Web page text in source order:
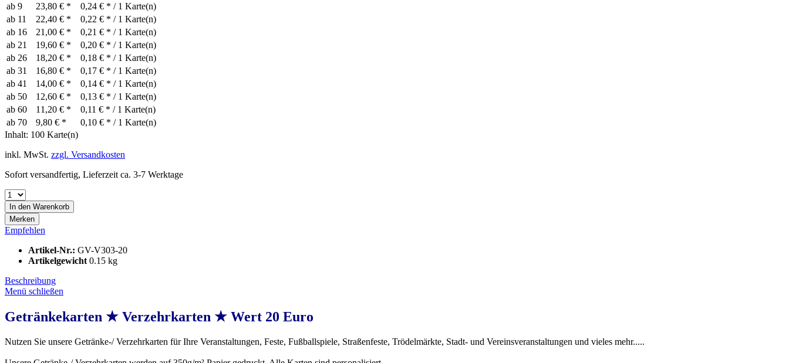
ab 9 23,80 € *
0,24 € * / 1 Karte(n)
ab 11 22,40 € *
0,22 € * / 1 Karte(n)
ab 16 21,00 € *
0,21 € * / 1 Karte(n)
ab 21 19,60 € *
0,20 € * / 1 Karte(n)
ab 26 18,20 € *
0,18 € * / 1 Karte(n)
ab 31 16,80 € *
0,17 € * / 1 Karte(n)
ab 41 14,00 € *
0,14 € * / 1 Karte(n)
ab 50 12,60 € *
0,13 € * / 1 Karte(n)
ab 60 11,20 € *
0,11 € * / 1 Karte(n)
ab 70 9,80 € *
0,10 € * / 1 Karte(n)
Inhalt: 100 Karte(n)
inkl. MwSt. zzgl. Versandkosten
Sofort versandfertig, Lieferzeit ca. 3-7 Werktage
In den Warenkorb
Merken
Empfehlen
Artikel-Nr.: GV-V303-20
Artikelgewicht 0.15 kg
Beschreibung
Menü schließen
Getränkekarten ★ Verzehrkarten ★ Wert 20 Euro
Nutzen Sie unsere Getränke-/ Verzehrkarten für Ihre Veranstaltungen, Feste, Fußballspiele, Straßenfeste, Trödelmärkte, Stadt- und Vereinsveranstaltungen und vieles mehr.....